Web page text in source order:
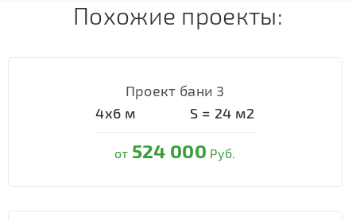
Похожие проекты:
Проект бани 3
4х6 м S = 24 м2
от 524 000 Руб.